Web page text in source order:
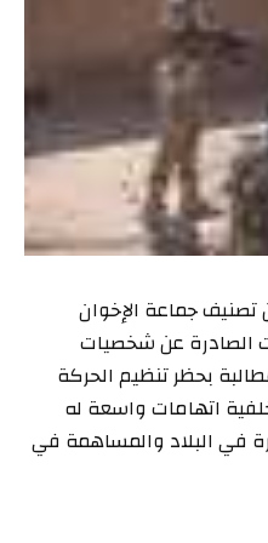
تصنيف جماعة الإخوان
الصادرة عن شخصيات
بحظر تنظيم الحركة
اتهامات واسعة له
في البلاد والمساهمة في